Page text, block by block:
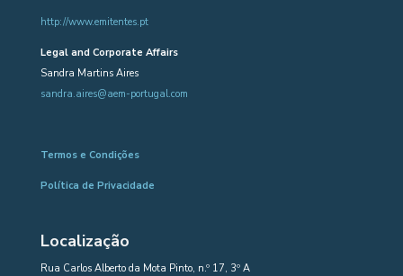
http://www.emitentes.pt
Legal and Corporate Affairs
Sandra Martins Aires
sandra.aires@aem-portugal.com
Termos e Condições
Política de Privacidade
Localização
Rua Carlos Alberto da Mota Pinto, n.º 17, 3º A